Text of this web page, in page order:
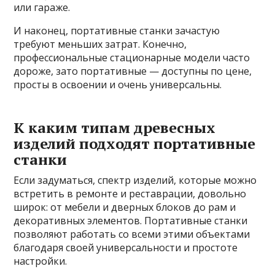
или гараже.
И наконец, портативные станки зачастую
требуют меньших затрат. Конечно,
профессиональные стационарные модели часто
дороже, зато портативные — доступны по цене,
просты в освоении и очень универсальны.
К каким типам древесных
изделий подходят портативные
станки
Если задуматься, спектр изделий, которые можно
встретить в ремонте и реставрации, довольно
широк: от мебели и дверных блоков до рам и
декоративных элементов. Портативные станки
позволяют работать со всеми этими объектами
благодаря своей универсальности и простоте
настройки.